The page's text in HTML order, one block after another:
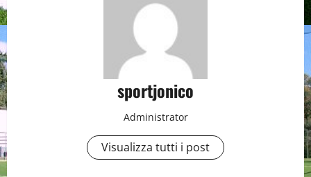
sportjonico
Administrator
Visualizza tutti i post